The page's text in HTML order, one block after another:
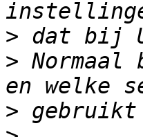
>
> Normaal
>